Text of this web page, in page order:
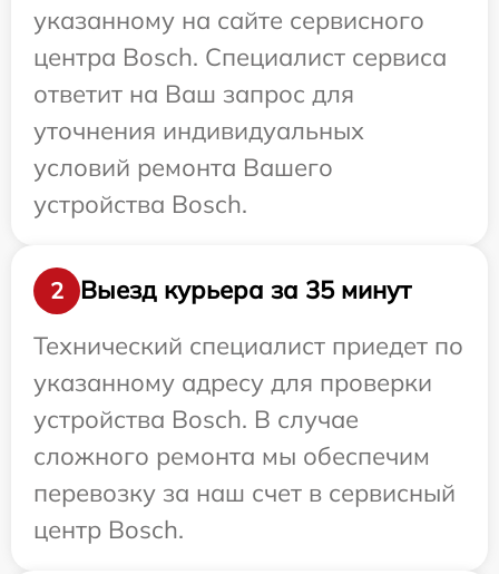
указанному на сайте сервисного
центра Bosch. Специалист сервиса
ответит на Ваш запрос для
уточнения индивидуальных
условий ремонта Вашего
устройства Bosch.
2
Выезд курьера за 35 минут
Технический специалист приедет по
указанному адресу для проверки
устройства Bosch. В случае
сложного ремонта мы обеспечим
перевозку за наш счет в сервисный
центр Bosch.